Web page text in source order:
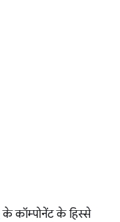
के कॉम्पोनेंट के हिस्से